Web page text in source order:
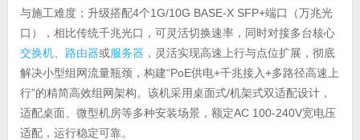
与施工难度；升级搭配4个1G/10G BASE-X SFP+端口（万兆光
口），相比传统千兆光口，可灵活切换速率，同时对接多台核心
交换机、 路由器或服务器 ，灵活实现高速上行与点位扩展，彻底
解决小型组网流量瓶颈，构建“PoE供电+千兆接入+多路径高速上
行”的精简高效组网架构。该机采用桌面式/机架式双适配设计，
适配桌面、微型机房等多种安装场景，额定AC 100-240V宽电压
适配，运行稳定可靠。